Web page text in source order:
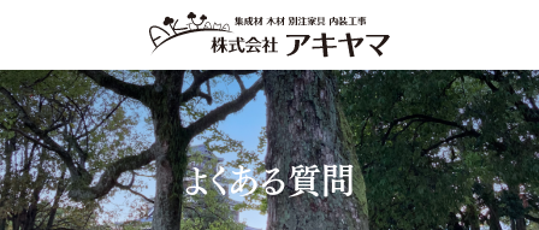
よくある質問